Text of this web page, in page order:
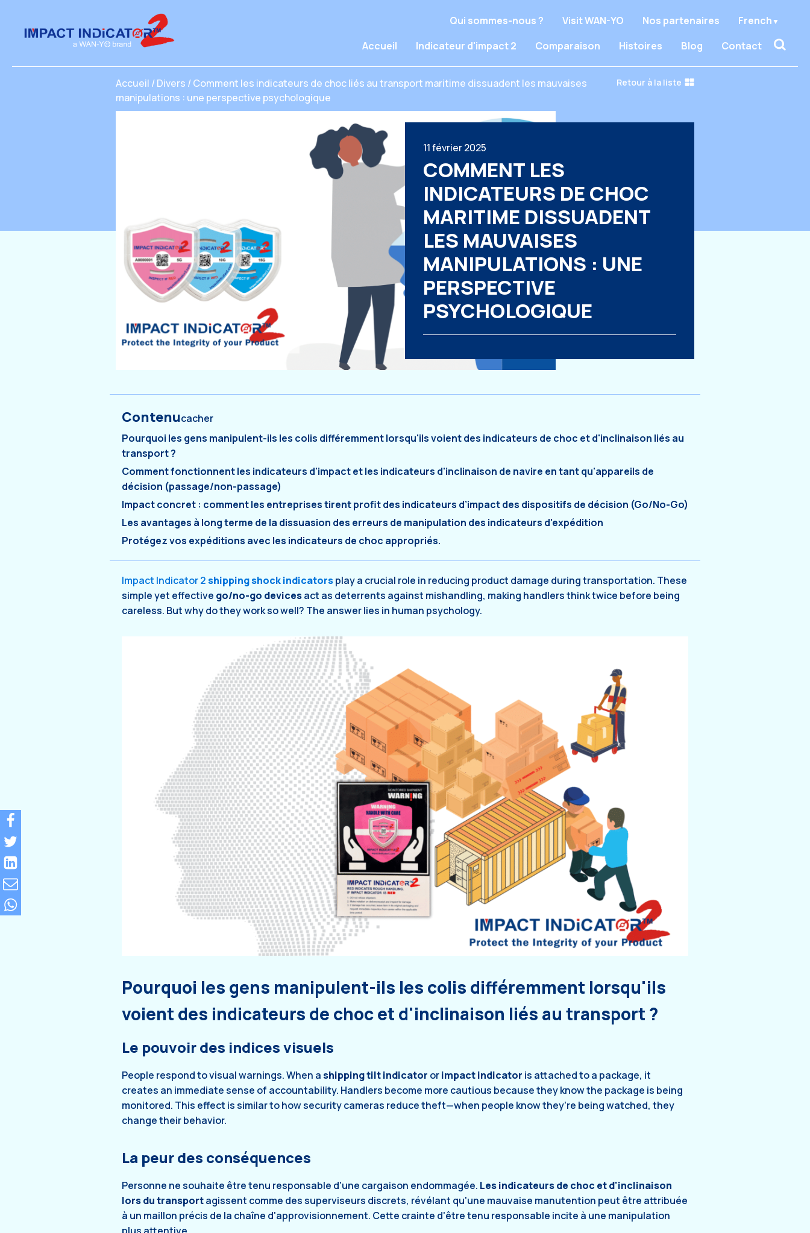
Qui sommes-nous ? Visit WAN-YO Nos partenaires
French
Accueil
Indicateur d'impact 2 Comparaison Histoires Blog Contact
Accueil /Divers /Comment les indicateurs de choc liés au transport maritime dissuadent les mauvaises
manipulations : une perspective psychologique
Retour à la liste
11 février 2025
COMMENT LES
INDICATEURS DE CHOC
MARITIME DISSUADENT
LES MAUVAISES
MANIPULATIONS : UNE
PERSPECTIVE
PSYCHOLOGIQUE
Contenucacher
Pourquoi les gens manipulent-ils les colis différemment lorsqu'ils voient des indicateurs de choc et d'inclinaison liés au
transport ?
Comment fonctionnent les indicateurs d'impact et les indicateurs d'inclinaison de navire en tant qu'appareils de
décision (passage/non-passage)
Impact concret : comment les entreprises tirent profit des indicateurs d’impact des dispositifs de décision (Go/No-Go)
Les avantages à long terme de la dissuasion des erreurs de manipulation des indicateurs d'expédition
Protégez vos expéditions avec les indicateurs de choc appropriés.
Impact Indicator 2shipping shock indicatorsplay a crucial role in reducing product damage during transportation. These
simple yet effective go/no-go devicesact as deterrents against mishandling, making handlers think twice before being
careless. But why do they work so well? The answer lies in human psychology.
Pourquoi les gens manipulent-ils les colis différemment lorsqu'ils
voient des indicateurs de choc et d'inclinaison liés au transport ?
Le pouvoir des indices visuels
People respond to visual warnings. When ashipping tilt indicator orimpact indicator is attached to a package, it
creates an immediate sense of accountability. Handlers become more cautious because they know the package is being
monitored. This effect is similar to how security cameras reduce theft—when people know they’re being watched, they
change their behavior.
La peur des conséquences
Personne ne souhaite être tenu responsable d'une cargaison endommagée. Les indicateurs de choc et d'inclinaison
lors du transportagissent comme des superviseurs discrets, révélant qu'une mauvaise manutention peut être attribuée
à un maillon précis de la chaîne d'approvisionnement. Cette crainte d'être tenu responsable incite à une manipulation